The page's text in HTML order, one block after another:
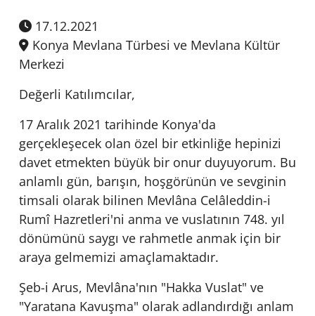
17.12.2021
Konya Mevlana Türbesi ve Mevlana Kültür
Merkezi
Değerli Katılımcılar,
17 Aralık 2021 tarihinde Konya'da
gerçekleşecek olan özel bir etkinliğe hepinizi
davet etmekten büyük bir onur duyuyorum. Bu
anlamlı gün, barışın, hoşgörünün ve sevginin
timsali olarak bilinen Mevlâna Celâleddin-i
Rumî Hazretleri'ni anma ve vuslatının 748. yıl
dönümünü saygı ve rahmetle anmak için bir
araya gelmemizi amaçlamaktadır.
Şeb-i Arus, Mevlâna'nın "Hakka Vuslat" ve
"Yaratana Kavuşma" olarak adlandırdığı anlam